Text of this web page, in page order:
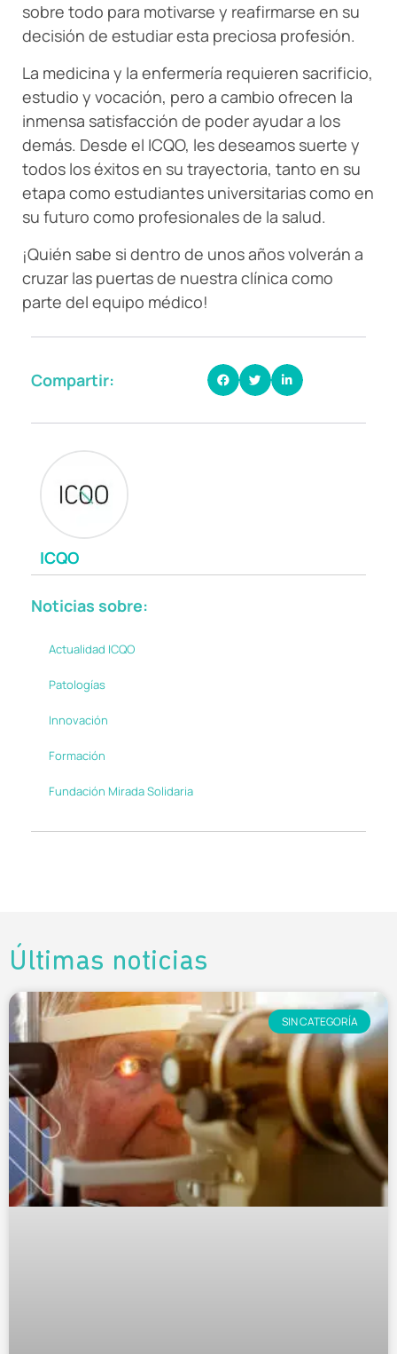
sobre todo para motivarse y reafirmarse en su
decisión de estudiar esta preciosa profesión.
La medicina y la enfermería requieren sacrificio,
estudio y vocación, pero a cambio ofrecen la
inmensa satisfacción de poder ayudar a los
demás. Desde el ICQO, les deseamos suerte y
todos los éxitos en su trayectoria, tanto en su
etapa como estudiantes universitarias como en
su futuro como profesionales de la salud.
¡Quién sabe si dentro de unos años volverán a
cruzar las puertas de nuestra clínica como
parte del equipo médico!
Compartir:
ICQO
Noticias sobre:
Actualidad ICQO
Patologías
Innovación
Formación
Fundación Mirada Solidaria
Últimas noticias
SIN CATEGORÍA